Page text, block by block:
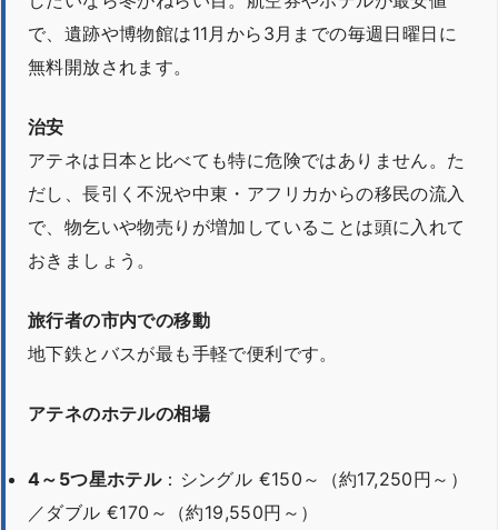
で、遺跡や博物館は11月から3月までの毎週日曜日に
無料開放されます。
治安
アテネは日本と比べても特に危険ではありません。た
だし、長引く不況や中東・アフリカからの移民の流入
で、物乞いや物売りが増加していることは頭に入れて
おきましょう。
旅行者の市内での移動
地下鉄とバスが最も手軽で便利です。
アテネのホテルの相場
4～5つ星ホテル：シングル €150～（約17,250円～）
／ダブル €170～（約19,550円～）